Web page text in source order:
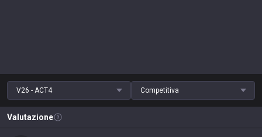
V26 - ACT4 Competitiva
Valutazione